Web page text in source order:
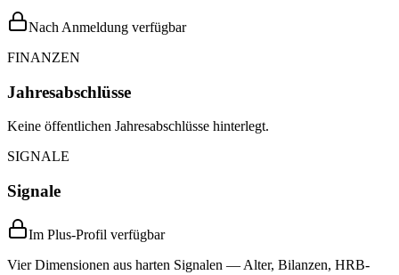
Nach Anmeldung verfügbar
FINANZEN
Jahresabschlüsse
Keine öffentlichen Jahresabschlüsse hinterlegt.
SIGNALE
Signale
Im Plus-Profil verfügbar
Vier Dimensionen aus harten Signalen — Alter, Bilanzen, HRB-